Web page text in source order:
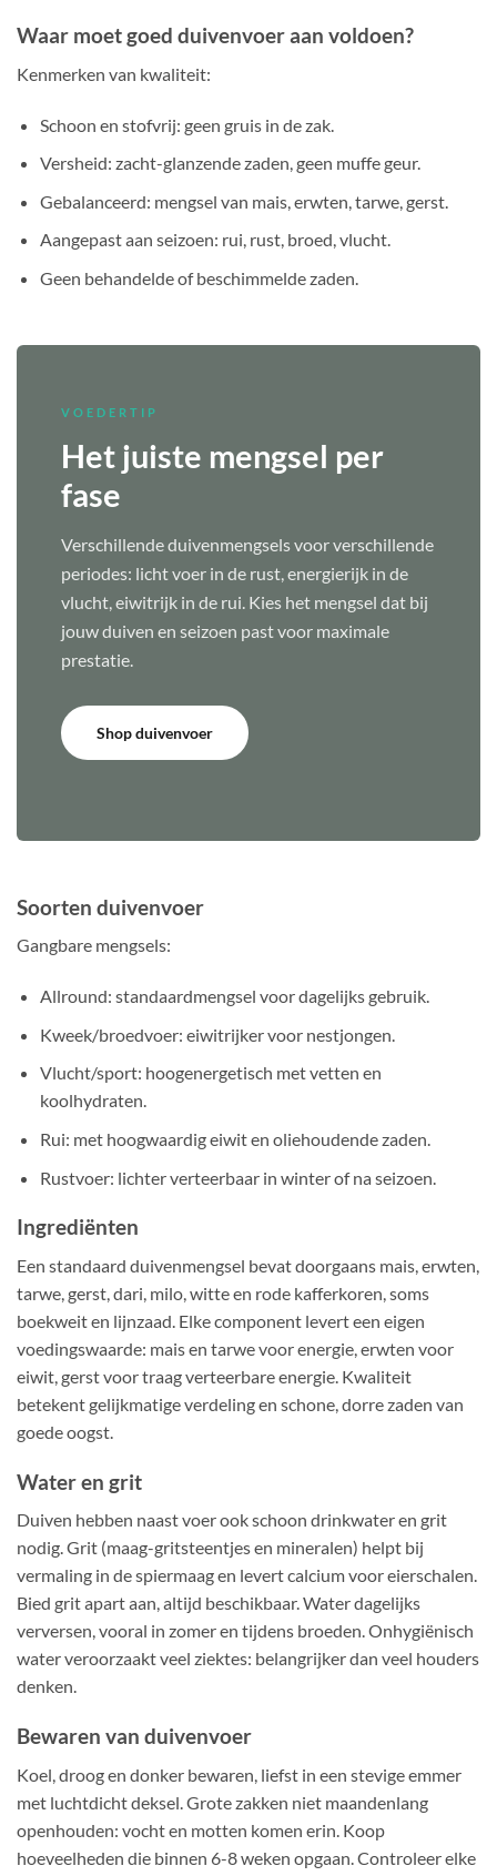
Waar moet goed duivenvoer aan voldoen?
Kenmerken van kwaliteit:
Schoon en stofvrij: geen gruis in de zak.
Versheid: zacht-glanzende zaden, geen muffe geur.
Gebalanceerd: mengsel van mais, erwten, tarwe, gerst.
Aangepast aan seizoen: rui, rust, broed, vlucht.
Geen behandelde of beschimmelde zaden.
VOEDERTIP
Het juiste mengsel per
fase
Verschillende duivenmengsels voor verschillende
periodes: licht voer in de rust, energierijk in de
vlucht, eiwitrijk in de rui. Kies het mengsel dat bij
jouw duiven en seizoen past voor maximale
prestatie.
Shop duivenvoer
Soorten duivenvoer
Gangbare mengsels:
Allround: standaardmengsel voor dagelijks gebruik.
Kweek/broedvoer: eiwitrijker voor nestjongen.
Vlucht/sport: hoogenergetisch met vetten en
koolhydraten.
Rui: met hoogwaardig eiwit en oliehoudende zaden.
Rustvoer: lichter verteerbaar in winter of na seizoen.
Ingrediënten
Een standaard duivenmengsel bevat doorgaans mais, erwten,
tarwe, gerst, dari, milo, witte en rode kafferkoren, soms
boekweit en lijnzaad. Elke component levert een eigen
voedingswaarde: mais en tarwe voor energie, erwten voor
eiwit, gerst voor traag verteerbare energie. Kwaliteit
betekent gelijkmatige verdeling en schone, dorre zaden van
goede oogst.
Water en grit
Duiven hebben naast voer ook schoon drinkwater en grit
nodig. Grit (maag-gritsteentjes en mineralen) helpt bij
vermaling in de spiermaag en levert calcium voor eierschalen.
Bied grit apart aan, altijd beschikbaar. Water dagelijks
verversen, vooral in zomer en tijdens broeden. Onhygiënisch
water veroorzaakt veel ziektes: belangrijker dan veel houders
denken.
Bewaren van duivenvoer
Koel, droog en donker bewaren, liefst in een stevige emmer
met luchtdicht deksel. Grote zakken niet maandenlang
openhouden: vocht en motten komen erin. Koop
hoeveelheden die binnen 6-8 weken opgaan. Controleer elke